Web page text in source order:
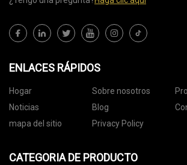
ENLACES RÁPIDOS
Hogar Sobre nosotros
Noticias
Blog
mapa del sitio
Privacy Policy
CATEGORIA DE PRODUCTO